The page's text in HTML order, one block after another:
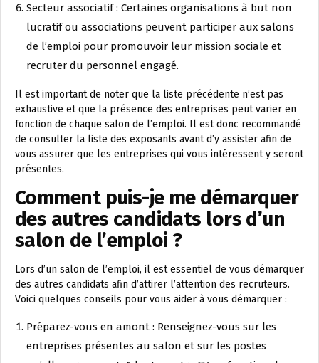
Secteur associatif : Certaines organisations à but non
lucratif ou associations peuvent participer aux salons
de l’emploi pour promouvoir leur mission sociale et
recruter du personnel engagé.
Il est important de noter que la liste précédente n’est pas
exhaustive et que la présence des entreprises peut varier en
fonction de chaque salon de l’emploi. Il est donc recommandé
de consulter la liste des exposants avant d’y assister afin de
vous assurer que les entreprises qui vous intéressent y seront
présentes.
Comment puis-je me démarquer
des autres candidats lors d’un
salon de l’emploi ?
Lors d’un salon de l’emploi, il est essentiel de vous démarquer
des autres candidats afin d’attirer l’attention des recruteurs.
Voici quelques conseils pour vous aider à vous démarquer :
Préparez-vous en amont : Renseignez-vous sur les
entreprises présentes au salon et sur les postes